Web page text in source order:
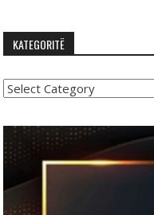
KATEGORITË
Kategoritë